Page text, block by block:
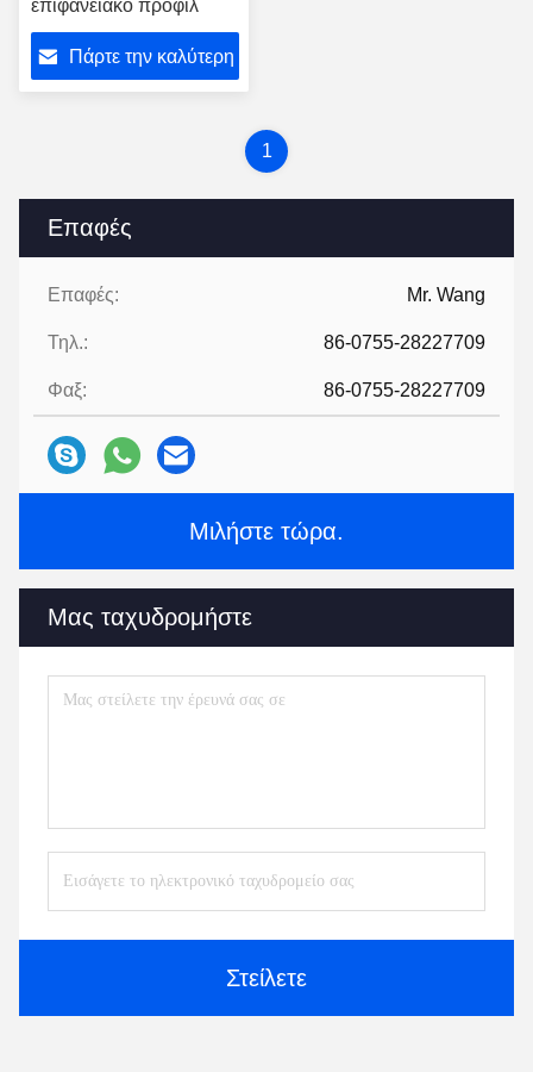
Επαφές
Επαφές: Mr. Wang
Τηλ.: 86-0755-28227709
Φαξ: 86-0755-28227709
Μιλήστε τώρα.
Μας ταχυδρομήστε
Στείλετε
επιφανειακό προφίλ
Πάρτε την καλύτερη
1